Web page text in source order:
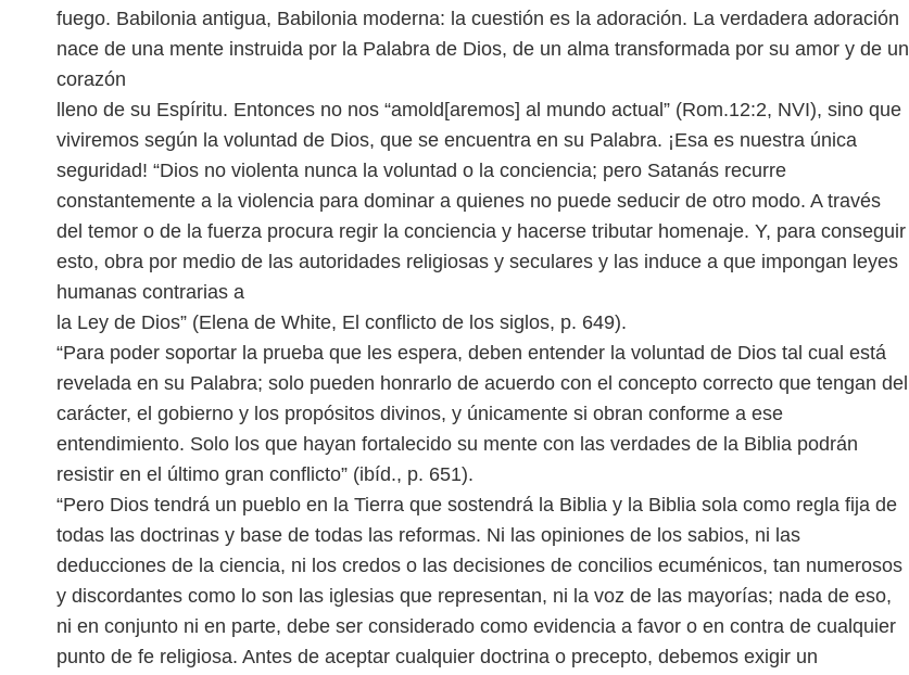
fuego. Babilonia antigua, Babilonia moderna: la cuestión es la adoración. La verdadera adoración
nace de una mente instruida por la Palabra de Dios, de un alma transformada por su amor y de un
corazón
lleno de su Espíritu. Entonces no nos “amold[aremos] al mundo actual” (Rom.12:2, NVI), sino que
viviremos según la voluntad de Dios, que se encuentra en su Palabra. ¡Esa es nuestra única
seguridad! “Dios no violenta nunca la voluntad o la conciencia; pero Satanás recurre
constantemente a la violencia para dominar a quienes no puede seducir de otro modo. A través
del temor o de la fuerza procura regir la conciencia y hacerse tributar homenaje. Y, para conseguir
esto, obra por medio de las autoridades religiosas y seculares y las induce a que impongan leyes
humanas contrarias a
la Ley de Dios” (Elena de White, El conflicto de los siglos, p. 649).
“Para poder soportar la prueba que les espera, deben entender la voluntad de Dios tal cual está
revelada en su Palabra; solo pueden honrarlo de acuerdo con el concepto correcto que tengan del
carácter, el gobierno y los propósitos divinos, y únicamente si obran conforme a ese
entendimiento. Solo los que hayan fortalecido su mente con las verdades de la Biblia podrán
resistir en el último gran conflicto” (ibíd., p. 651).
“Pero Dios tendrá un pueblo en la Tierra que sostendrá la Biblia y la Biblia sola como regla fija de
todas las doctrinas y base de todas las reformas. Ni las opiniones de los sabios, ni las
deducciones de la ciencia, ni los credos o las decisiones de concilios ecuménicos, tan numerosos
y discordantes como lo son las iglesias que representan, ni la voz de las mayorías; nada de eso,
ni en conjunto ni en parte, debe ser considerado como evidencia a favor o en contra de cualquier
punto de fe religiosa. Antes de aceptar cualquier doctrina o precepto, debemos exigir un